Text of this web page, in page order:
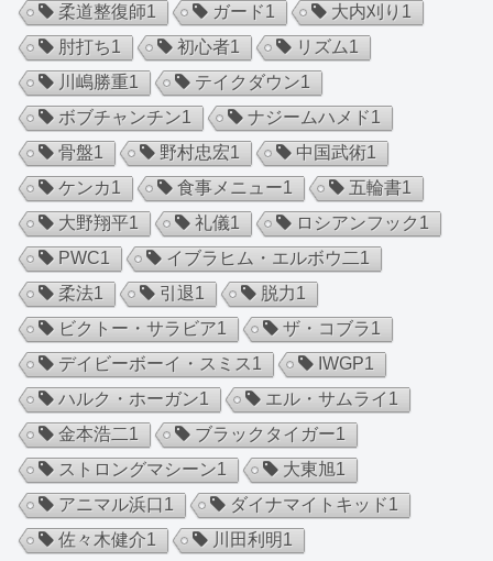
柔道整復師1 ガード1 大内刈り 1
肘打ち1 初心者1 リズム1
川嶋勝重1 テイクダウン1
ボブチャンチン1 ナジームハメド1
骨盤1 野村忠宏1 中国武術1
ケンカ1 食事メニュー1 五輪書1
大野翔平1 礼儀1 ロシアンフック1
PWC1 イブラヒム・エルボウ二1
柔法1 引退1 脱力1
ビクトー・サラビア1 ザ・コブラ1
デイビーボーイ・スミス1 IWGP1
ハルク・ホーガン1 エル・サムライ 1
金本浩二1 ブラックタイガー1
ストロングマシーン1 大東旭1
アニマル浜口 1 ダイナマイトキッド1
佐々木健介1 川田利明1